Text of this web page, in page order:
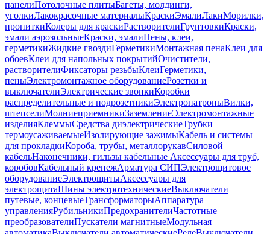
панелиПотолочные плитыБагеты, молдинги,
уголкиЛакокрасочные материалыКраскиЭмалиЛакиМорилки,
пропиткиКолеры для краскиРастворителиГрунтовкиКраски,
эмали аэрозольныеКраски, эмалиПены, клеи,
герметикиЖидкие гвоздиГерметикиМонтажная пенаКлеи для
обоевКлеи для напольных покрытийОчистители,
растворителиФиксаторы резьбыКлеиГерметики,
пеныЭлектромонтажное оборудованиеРозетки и
выключателиЭлектрические звонкиКоробки
распределительные и подрозетникиЭлектропатроныВилки,
штепселиМолниеприемникиЗаземлениеЭлектромонтажные
изделияКлеммыСредства диэлектрическиеТрубки
термоусаживаемыеИзолирующие зажимыКабель и системы
для прокладкиКороба, трубы, металлорукавСиловой
кабельНаконечники, гильзы кабельные Аксессуары для труб,
коробовКабельный крепежАрматура СИПЭлектрощитовое
оборудованиеЭлектрощитыАксессуары для
электрощитаШины электротехническиеВыключатели
путевые, концевыеТрансформаторыАппаратура
управленияРубильникиПредохранителиЧастотные
преобразователиПускатели магнитныеМодульная